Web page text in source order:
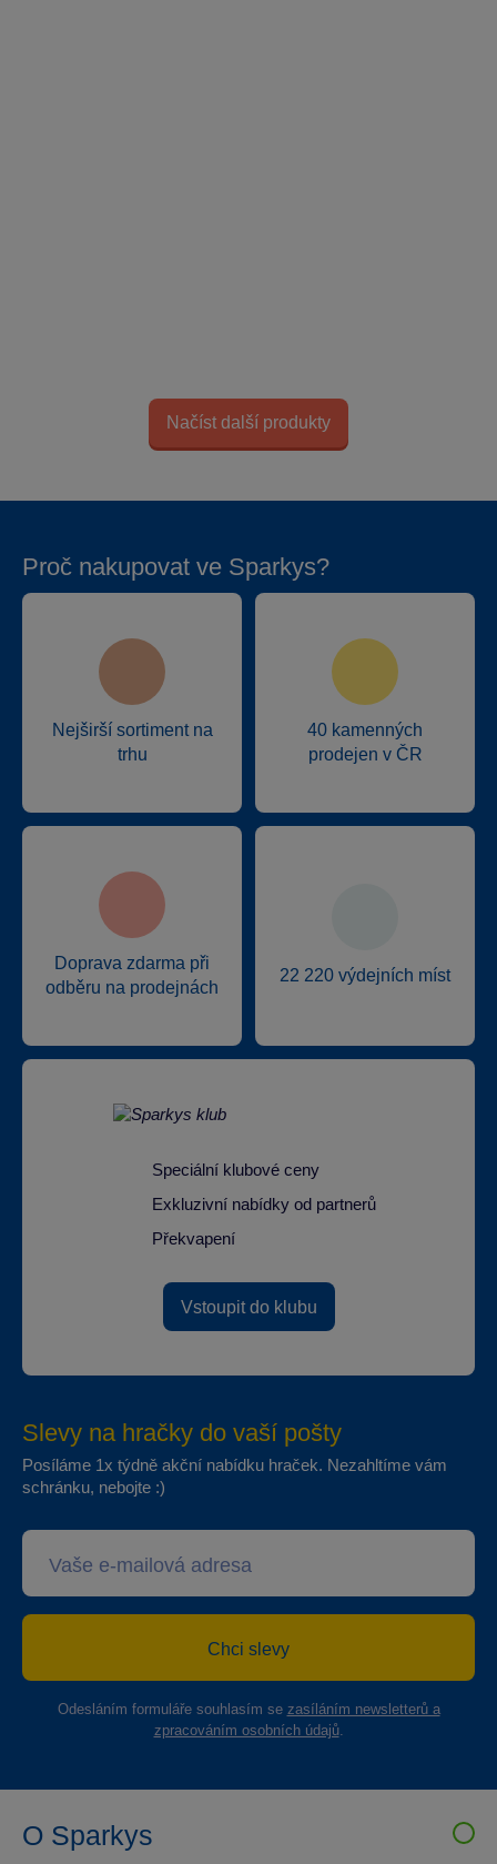
Načíst další produkty
Proč nakupovat ve Sparkys?
Nejširší sortiment na
trhu
40 kamenných
prodejen v ČR
Doprava zdarma při
odběru na prodejnách
22 220 výdejních míst
Speciální klubové ceny
Exkluzivní nabídky od partnerů
Překvapení
Vstoupit do klubu
Slevy na hračky do vaší pošty
Posíláme 1x týdně akční nabídku hraček. Nezahltíme vám
schránku, nebojte :)
Chci slevy
Odesláním formuláře souhlasím se zasíláním newsletterů a
zpracováním osobních údajů.
O Sparkys